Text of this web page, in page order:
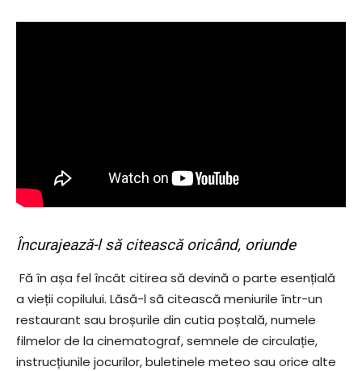
Încurajează-l să citească oricând, oriunde
Fă în așa fel încât citirea să devină o parte esențială
a vieții copilului. Lăsă-l să citească meniurile într-un
restaurant sau broșurile din cutia poștală, numele
filmelor de la cinematograf, semnele de circulație,
instrucțiunile jocurilor, buletinele meteo sau orice alte